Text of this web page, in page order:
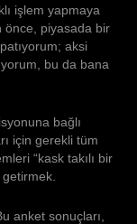
işlem yapmaya
önce, piyasada bir
aksi
bu da bana
bağlı
için gerekli tüm
“kask takılı bir
anket sonuçları,